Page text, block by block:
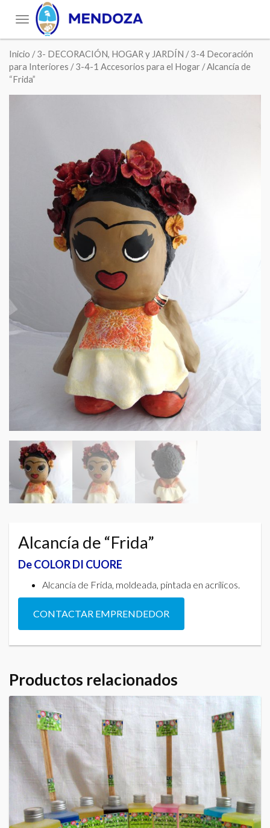
Toggle
navigation
Inicio /3- DECORACIÓN, HOGAR y JARDÍN /3-4 Decoración
para Interiores /3-4-1 Accesorios para el Hogar / Alcancía de
“Frida”
Alcancía de “Frida”
De COLOR DI CUORE
Alcancía de Frida, moldeada, pintada en acrílicos.
CONTACTAR EMPRENDEDOR
Productos relacionados